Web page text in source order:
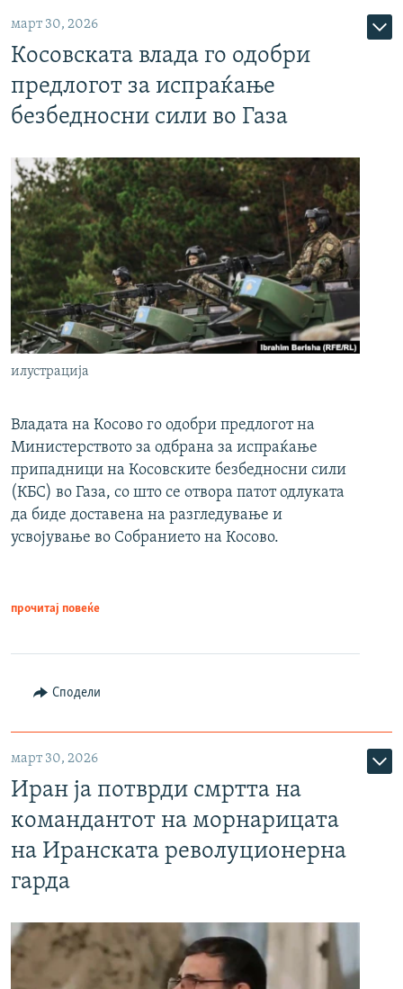
март 30, 2026
Косовската влада го одобри
предлогот за испраќање
безбедносни сили во Газа
илустрација
Владата на Косово го одобри предлогот на
Министерството за одбрана за испраќање
припадници на Косовските безбедносни сили
(КБС) во Газа, со што се отвора патот одлуката
да биде доставена на разгледување и
усвојување во Собранието на Косово.
прочитај повеќе
Сподели
март 30, 2026
Иран ја потврди смртта на
командантот на морнарицата
на Иранската револуционерна
гарда